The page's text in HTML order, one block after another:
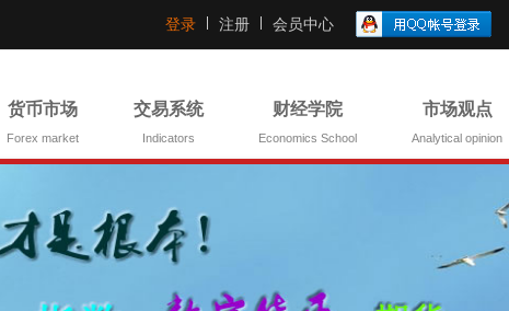
登录 注册 会员中心
货币市场
Forex market
交易系统
Indicators
财经学院
Economics School
市场观点
Analytical opinion